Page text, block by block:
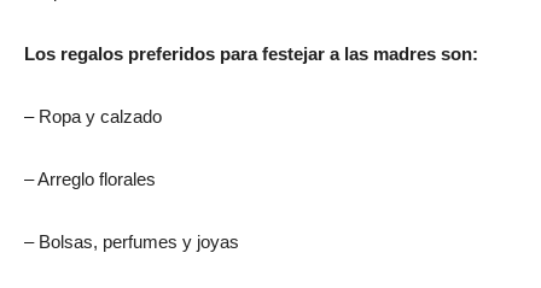
Los regalos preferidos para festejar a las madres son:
– Ropa y calzado
– Arreglo florales
– Bolsas, perfumes y joyas